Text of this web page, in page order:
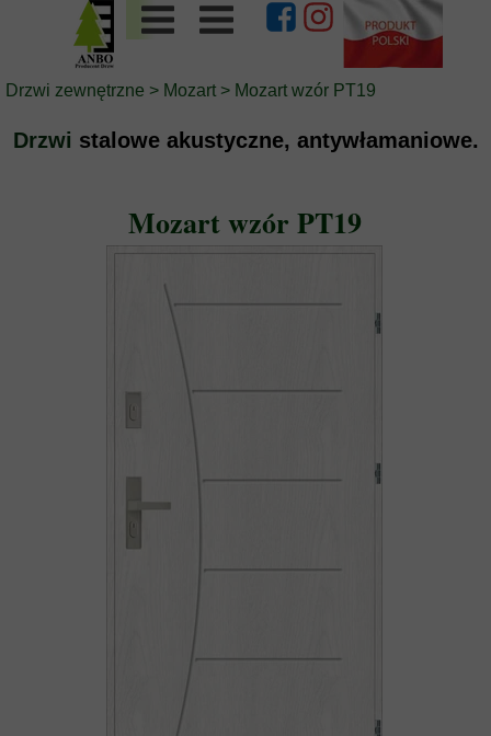
Drzwi zewnętrzne > Mozart > Mozart wzór PT19
Drzwi stalowe akustyczne, antywłamaniowe.
Mozart wzór PT19